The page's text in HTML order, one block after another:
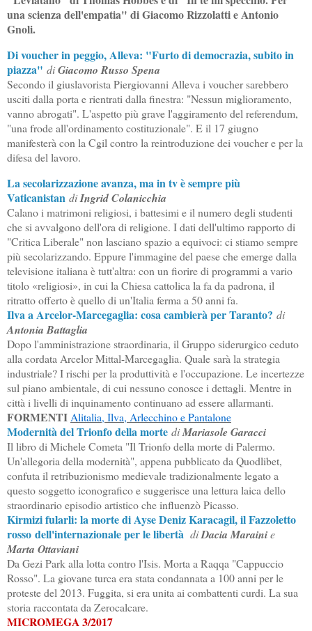
una scienza dell'empatia" di Giacomo Rizzolatti e Antonio
Gnoli.
Di voucher in peggio, Alleva: "Furto di democrazia, subito in
piazza" diGiacomo Russo Spena
Secondo il giuslavorista Piergiovanni Alleva i voucher sarebbero
usciti dalla porta e rientrati dalla finestra: "Nessun miglioramento,
vanno abrogati". L'aspetto più grave l'aggiramento del referendum,
"una frode all'ordinamento costituzionale". E il 17 giugno
manifesterà con la Cgil contro la reintroduzione dei voucher e per la
difesa del lavoro.
La secolarizzazione avanza, ma in tv è sempre più
Vaticanistan diIngrid Colanicchia
Calano i matrimoni religiosi, i battesimi e il numero degli studenti
che si avvalgono dell'ora di religione. I dati dell'ultimo rapporto di
"Critica Liberale" non lasciano spazio a equivoci: ci stiamo sempre
più secolarizzando. Eppure l'immagine del paese che emerge dalla
televisione italiana è tutt'altra: con un fiorire di programmi a vario
titolo «religiosi», in cui la Chiesa cattolica la fa da padrona, il
ritratto offerto è quello di un'Italia ferma a 50 anni fa.
Ilva a Arcelor-Marcegaglia: cosa cambierà per Taranto? di
Antonia Battaglia
Dopo l'amministrazione straordinaria, il Gruppo siderurgico ceduto
alla cordata Arcelor Mittal-Marcegaglia. Quale sarà la strategia
industriale? I rischi per la produttività e l'occupazione. Le incertezze
sul piano ambientale, di cui nessuno conosce i dettagli. Mentre in
città i livelli di inquinamento continuano ad essere allarmanti.
FORMENTI Alitalia, Ilva, Arlecchino e Pantalone
Modernità del Trionfo della morte diMariasole Garacci
Il libro di Michele Cometa "Il Trionfo della morte di Palermo.
Un'allegoria della modernità", appena pubblicato da Quodlibet,
confuta il retribuzionismo medievale tradizionalmente legato a
questo soggetto iconografico e suggerisce una lettura laica dello
straordinario episodio artistico che influenzò Picasso.
Kirmizi fularli: la morte di Ayse Deniz Karacagil, il Fazzoletto
rosso dell'internazionale per le libertà diDacia Marainie
Marta Ottaviani
Da Gezi Park alla lotta contro l'Isis. Morta a Raqqa "Cappuccio
Rosso". La giovane turca era stata condannata a 100 anni per le
proteste del 2013. Fuggita, si era unita ai combattenti curdi. La sua
storia raccontata da Zerocalcare.
MICROMEGA 3/2017